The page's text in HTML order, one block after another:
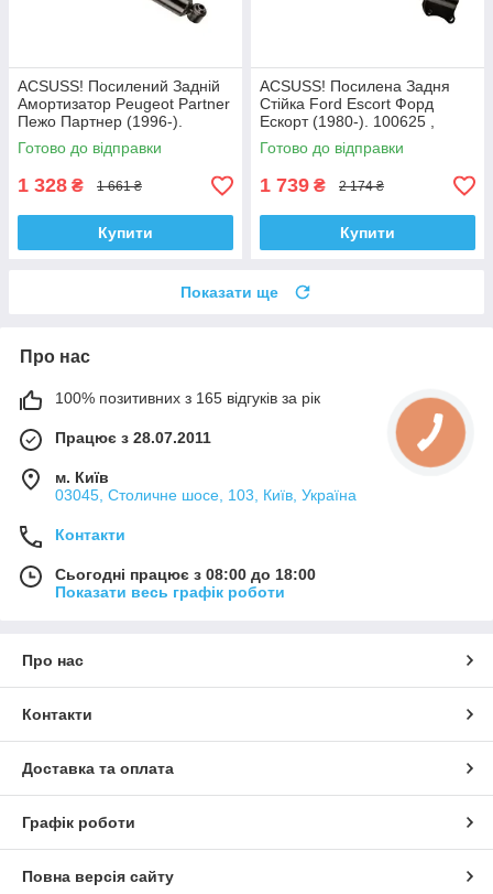
ACSUSS! Посилений Задній
Амортизатор Peugeot Partner
Пежо Партнер (1996-).
200450 , 341237 Корея!
Готово до відправки
1 328 ₴ 1 661 ₴
Купити
ACSUSS! Посилена Задня
Стійка Ford Escort Форд
Ескорт (1980-). 100625 ,
332801 Корея!
Готово до відправки
1 739 ₴ 2 174 ₴
Купити
Показати ще
Про нас
100% позитивних з 165 відгуків за рік
Працює з 28.07.2011
м. Київ
03045, Столичне шосе, 103, Київ, Україна
Контакти
Сьогодні працює з 08:00 до 18:00
Показати весь графік роботи
Про нас
Контакти
Доставка та оплата
Графік роботи
Повна версія сайту